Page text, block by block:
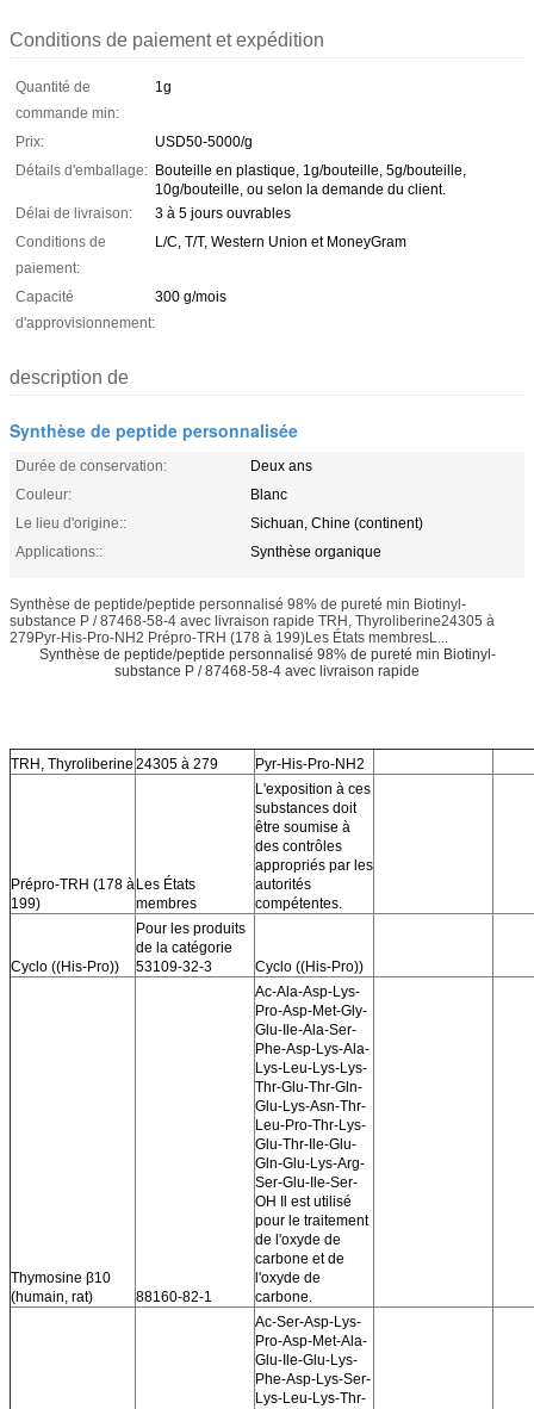
Conditions de paiement et expédition
Quantité de
commande min:
1g
Prix:
USD50-5000/g
Détails d'emballage: Bouteille en plastique, 1g/bouteille, 5g/bouteille,
10g/bouteille, ou selon la demande du client.
Délai de livraison:
3 à 5 jours ouvrables
Conditions de
paiement:
L/C, T/T, Western Union et MoneyGram
Capacité
d'approvisionnement:
300 g/mois
description de
Synthèse de peptide personnalisée
Durée de conservation:
Deux ans
Couleur:
Blanc
Le lieu d'origine::
Sichuan, Chine (continent)
Applications::
Synthèse organique
Synthèse de peptide/peptide personnalisé 98% de pureté min Biotinyl-
substance P / 87468-58-4 avec livraison rapide TRH, Thyroliberine24305 à
279Pyr-His-Pro-NH2 Prépro-TRH (178 à 199)Les États membresL...
Synthèse de peptide/peptide personnalisé 98% de pureté min Biotinyl-
substance P / 87468-58-4 avec livraison rapide
TRH, Thyroliberine 24305 à 279 Pyr-His-Pro-NH2
Prépro-TRH (178 à
199)
Les États
membres
L'exposition à ces
substances doit
être soumise à
des contrôles
appropriés par les
autorités
compétentes.
Cyclo ((His-Pro))
Pour les produits
de la catégorie
53109-32-3
Cyclo ((His-Pro))
Thymosine β10
(humain, rat)
88160-82-1
Ac-Ala-Asp-Lys-
Pro-Asp-Met-Gly-
Glu-Ile-Ala-Ser-
Phe-Asp-Lys-Ala-
Lys-Leu-Lys-Lys-
Thr-Glu-Thr-Gln-
Glu-Lys-Asn-Thr-
Leu-Pro-Thr-Lys-
Glu-Thr-Ile-Glu-
Gln-Glu-Lys-Arg-
Ser-Glu-Ile-Ser-
OH Il est utilisé
pour le traitement
de l'oxyde de
carbone et de
l'oxyde de
carbone.
Ac-Ser-Asp-Lys-
Pro-Asp-Met-Ala-
Glu-Ile-Glu-Lys-
Phe-Asp-Lys-Ser-
Lys-Leu-Lys-Thr-